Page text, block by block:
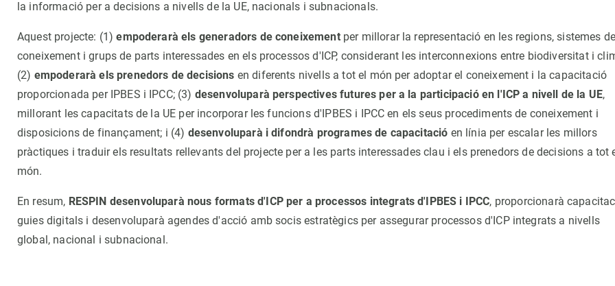
la informació per a decisions a nivells de la UE, nacionals i subnacionals.
Aquest projecte: (1) empoderarà els generadors de coneixementper millorar la representació en les regions, sistemes
coneixement i grups de parts interessades en els processos d'ICP, considerant les interconnexions entre biodiversitat i
(2) empoderarà els prenedors de decisions en diferents nivells a tot el món per adoptar el coneixement i la capacitació
proporcionada per IPBES i IPCC; (3) desenvoluparà perspectives futures per a la participació en l'ICP a nivell de la UE,
millorant les capacitats de la UE per incorporar les funcions d'IPBES i IPCC en els seus procediments de coneixement i
disposicions de finançament; i (4) desenvoluparà i difondrà programes de capacitació en línia per escalar les millors
pràctiques i traduir els resultats rellevants del projecte per a les parts interessades clau i els prenedors de decisions a tot
món.
En resum, RESPIN desenvoluparà nous formats d'ICP per a processos integrats d'IPBES i IPCC, proporcionarà
guies digitals i desenvoluparà agendes d'acció amb socis estratègics per assegurar processos d'ICP integrats a nivells
global, nacional i subnacional.